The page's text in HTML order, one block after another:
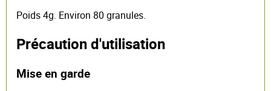
Poids 4g. Environ 80 granules.
Précaution d'utilisation
Mise en garde